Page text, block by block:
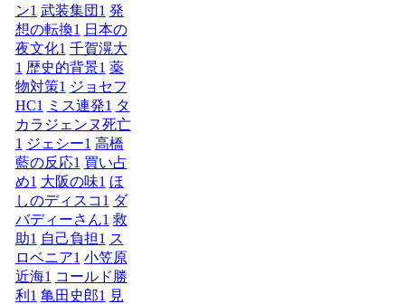
ン1 武装集団 1 発
想の転換1 日本の
夜文化1 千賀滉大
1 歴史的背景1 薬
物対策1 ジョセフ
HC1 ミス連発1 タ
カラジェンヌ死亡
1 ジェシー1 高橋
藍の反応1 買い占
め1 大阪の味1 ほ
しのディスコ 1 ダ
バディーさん1 救
助1 自己負担1 ス
ロベニア1 小笠原
近海1 コールド勝
利 1 亀田史郎1 見